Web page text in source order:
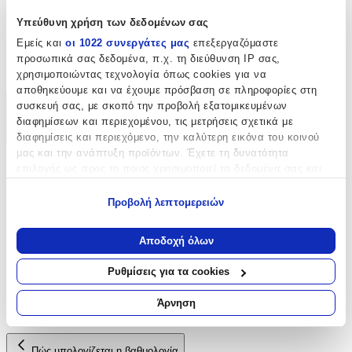
Υπεύθυνη χρήση των δεδομένων σας
Εμείς και οι 1022 συνεργάτες μας επεξεργαζόμαστε
προσωπικά σας δεδομένα, π.χ. τη διεύθυνση IP σας,
χρησιμοποιώντας τεχνολογία όπως cookies για να
αποθηκεύουμε και να έχουμε πρόσβαση σε πληροφορίες στη
συσκευή σας, με σκοπό την προβολή εξατομικευμένων
διαφημίσεων και περιεχομένου, τις μετρήσεις σχετικά με
διαφημίσεις και περιεχόμενο, την καλύτερη εικόνα του κοινού
μας και την ανάπτυξη προϊόντων. Έχετε τη δυνατότητα
Να συλλέξουμε πληροφορίες σχετικά με τη γεωγραφική
σας τοποθεσία, οι οποίες μπορεί να είναι ακριβείς σε
απόσταση μερικών μέτρων
Να αναγνωρίσουμε τη συσκευή σας σαρώνοντας ενεργά
για συγκεκριμένα χαρακτηριστικά (δακτυλικό αποτύπωμα)
Μάθετε περισσότερα σχετικά με τον τρόπο επεξεργασίας των
προσωπικών σας δεδομένων και καθορίστε τις προτιμήσεις σας
στηνενότητα “Λεπτομέρειες”. Μπορείτε να αλλάξετε ή να
Προβολή λεπτομερειών
Αποδοχή όλων
Ρυθμίσεις για τα cookies
Άρνηση
Είδος:
Φερμουάρ
Χαρακτηριστικά
+
Χαρακτηριστικά
Αξιολογήσεις
Προς το παρόν δεν υπάρχουν άλλες αξιολογήσεις. Όταν
προστεθούν, θα εμφανιστούν εδώ.